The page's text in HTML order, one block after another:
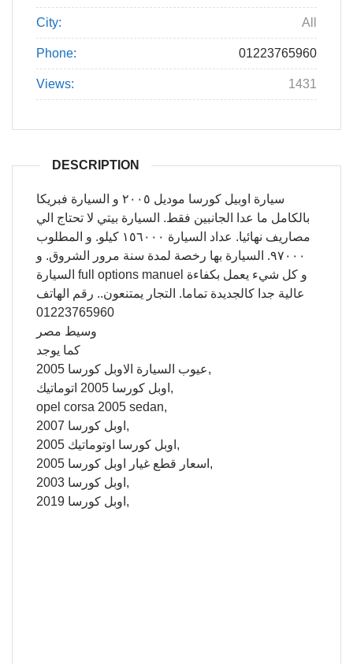
City: All
Phone: 01223765960
Views: 1431
DESCRIPTION
سيارة اوبيل كورسا موديل ٢٠٠٥ و السيارة فبريكا
بالكامل ما عدا الجانبين فقط. السيارة بيتي لا تحتاج الي
مصاريف نهائيا. عداد السيارة ١٥٦٠٠٠ كيلو. و المطلوب
٩٧٠٠٠. السيارة بها رخصة لمدة سنة مرور الشروق. و
السيارة full options manuel و كل شيء يعمل بكفاءة
عالية جدا كالجديدة تماما. التجار يمتنعون.. رقم الهاتف
01223765960
وسيط مصر
كما يوجد
عيوب السيارة الاوبل كورسا 2005,
اوبل كورسا 2005 اتوماتيك,
opel corsa 2005 sedan,
اوبل كورسا 2007,
اوبل كورسا اوتوماتيك 2005,
اسعار قطع غيار اوبل كورسا 2005,
اوبل كورسا 2003,
اوبل كورسا 2019,